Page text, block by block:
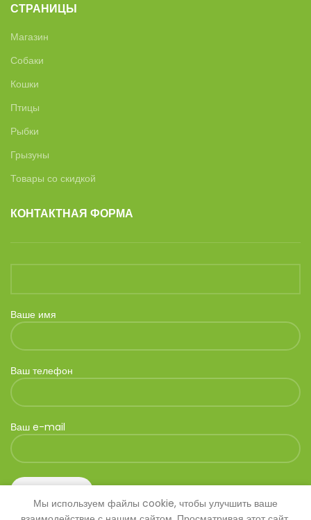
СТРАНИЦЫ
Магазин
Собаки
Кошки
Птицы
Рыбки
Грызуны
Товары со скидкой
КОНТАКТНАЯ ФОРМА
Ваше имя
Ваш телефон
Ваш e-mail
Мы используем файлы cookie, чтобы улучшить ваше